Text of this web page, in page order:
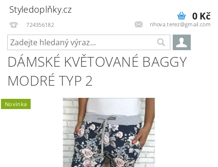
Styledoplňky.cz
724356182 rihova.terez@gmail.com
0 Kč
DÁMSKÉ KVĚTOVANÉ BAGGY
MODRÉ TYP 2
Novinka